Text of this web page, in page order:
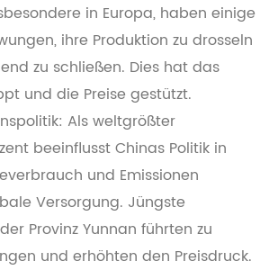
in Europa, haben einige
ihre Produktion zu drosseln
zu schließen. Dies hat das
und die Preise gestützt.
Als weltgrößter
beeinflusst Chinas Politik in
und Emissionen
Versorgung. Jüngste
Provinz Yunnan führten zu
und erhöhten den Preisdruck.